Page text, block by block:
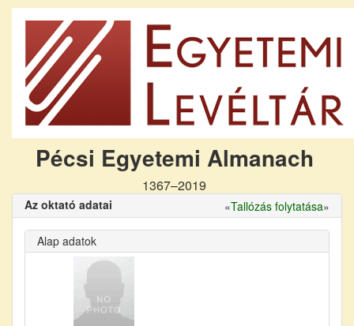
Pécsi Egyetemi Almanach
1367–2019
Az oktató adatai «Tallózás folytatása»
Alap adatok